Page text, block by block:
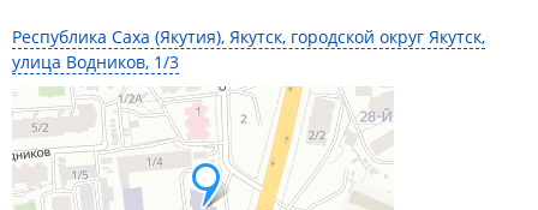
Республика Саха (Якутия), Якутск, городской округ Якутск,
улица Водников, 1/3